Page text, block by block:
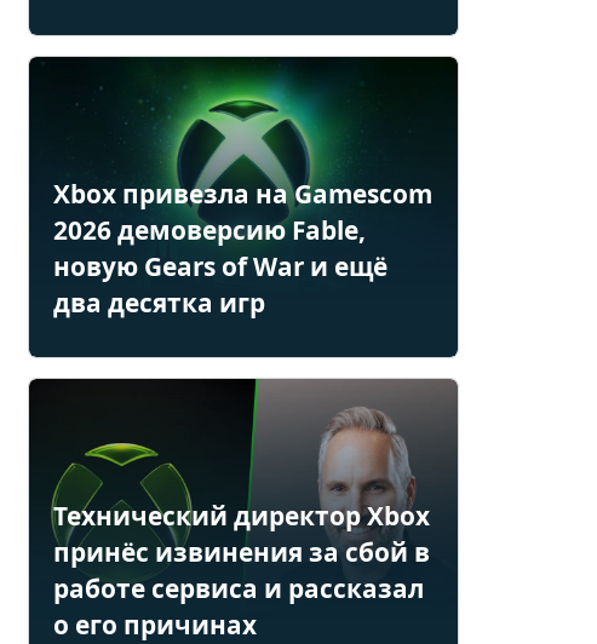
Xbox привезла на Gamescom
2026 демоверсию Fable,
новую Gears of War и ещё
два десятка игр
Технический директор Xbox
принёс извинения за сбой в
работе сервиса и рассказал
о его причинах